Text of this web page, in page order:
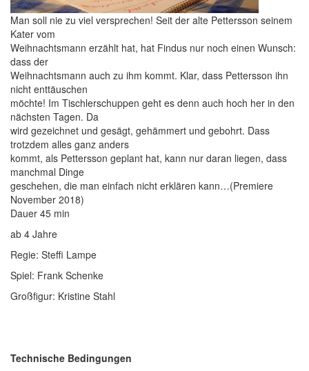
Man soll nie zu viel versprechen! Seit der alte Pettersson seinem
Kater vom
Weihnachtsmann erzählt hat, hat Findus nur noch einen Wunsch:
dass der
Weihnachtsmann auch zu ihm kommt. Klar, dass Pettersson ihn
nicht enttäuschen
möchte! Im Tischlerschuppen geht es denn auch hoch her in den
nächsten Tagen. Da
wird gezeichnet und gesägt, gehämmert und gebohrt. Dass
trotzdem alles ganz anders
kommt, als Pettersson geplant hat, kann nur daran liegen, dass
manchmal Dinge
geschehen, die man einfach nicht erklären kann…(Premiere
November 2018)
Dauer 45 min
ab 4 Jahre
Regie: Steffi Lampe
Spiel: Frank Schenke
Großfigur: Kristine Stahl
Technische Bedingungen